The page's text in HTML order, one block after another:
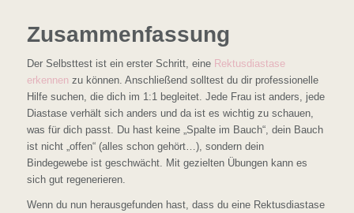
Zusammenfassung
Der Selbsttest ist ein erster Schritt, eine Rektusdiastase
erkennenzu können. Anschließend solltest du dir professionelle
Hilfe suchen, die dich im 1:1 begleitet. Jede Frau ist anders, jede
Diastase verhält sich anders und da ist es wichtig zu schauen,
was für dich passt. Du hast keine „Spalte im Bauch“, dein Bauch
ist nicht „offen“ (alles schon gehört…), sondern dein
Bindegewebe ist geschwächt. Mit gezielten Übungen kann es
sich gut regenerieren.
Wenn du nun herausgefunden hast, dass du eine Rektusdiastase